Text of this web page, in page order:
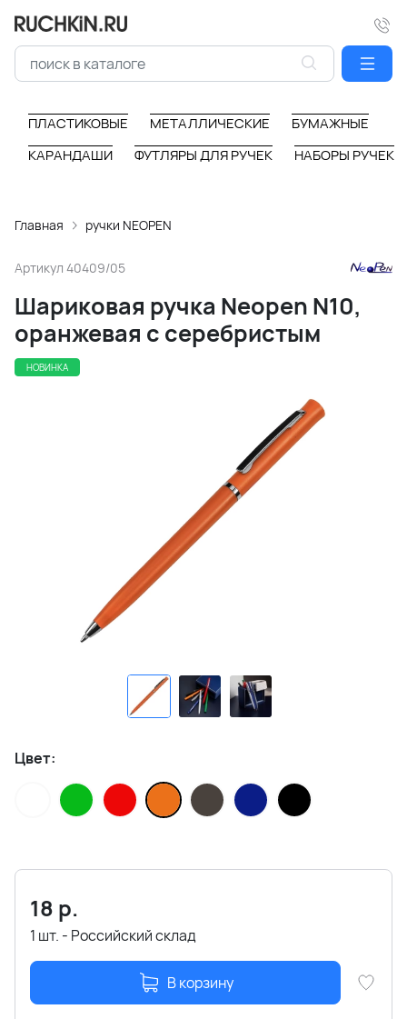
ПЛАСТИКОВЫЕ МЕТАЛЛИЧЕСКИЕ
БУМАЖНЫЕ
КАРАНДАШИ
ФУТЛЯРЫ ДЛЯ РУЧЕК НАБОРЫ РУЧЕК
Главная ручки NEOPEN
Артикул 40409/05
Шариковая ручка Neopen N10,
оранжевая с серебристым
НОВИНКА
Цвет:
18 р.
1 шт. - Российский склад
В корзину